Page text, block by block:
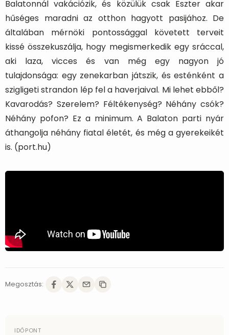
Balatonnál vakációzik, és közülük csak Eszter akar
hűséges maradni az otthon hagyott pasijához. De
általában mérnöki pontossággal követett terveit
kissé összekuszálja, hogy megismerkedik egy sráccal,
aki laza, vicces és van még egy nagyon jó
tulajdonsága: egy zenekarban játszik, és esténként a
szigligeti strandon lép fel a haverjaival. Mi lehet ebből?
Kavarodás? Szerelem? Féltékenység? Néhány csók?
Néhány pofon? Ez a minimum. A Balaton parti nyár
áthangolja néhány fiatal életét, és még a gyerekeikét
is. (port.hu)
Megosztás:
IDŐPONT